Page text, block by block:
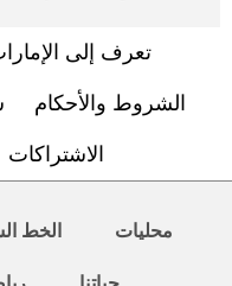
تعرف إلى
الشروط والأحكام
الاشتراكات
محليات الخط